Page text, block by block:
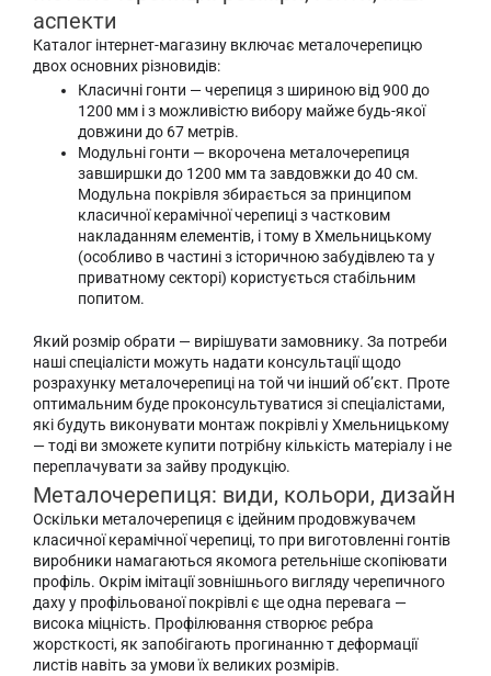
аспекти
Каталог інтернет-магазину включає металочерепицю
двох основних різновидів:
Класичні гонти — черепиця з шириною від 900 до
1200 мм і з можливістю вибору майже будь-якої
довжини до 67 метрів.
Модульні гонти — вкорочена металочерепиця
завширшки до 1200 мм та завдовжки до 40 см.
Модульна покрівля збирається за принципом
класичної керамічної черепиці з частковим
накладанням елементів, і тому в Хмельницькому
(особливо в частині з історичною забудівлею та у
приватному секторі) користується стабільним
попитом.
Який розмір обрати — вирішувати замовнику. За потреби
наші спеціалісти можуть надати консультації щодо
розрахунку металочерепиці на той чи інший об’єкт. Проте
оптимальним буде проконсультуватися зі спеціалістами,
які будуть виконувати монтаж покрівлі у Хмельницькому
— тоді ви зможете купити потрібну кількість матеріалу і не
переплачувати за зайву продукцію.
Металочерепиця: види, кольори, дизайн
Оскільки металочерепиця є ідейним продовжувачем
класичної керамічної черепиці, то при виготовленні гонтів
виробники намагаються якомога ретельніше скопіювати
профіль. Окрім імітації зовнішнього вигляду черепичного
даху у профільованої покрівлі є ще одна перевага —
висока міцність. Профілювання створює ребра
жорсткості, як запобігають прогинанню т деформації
листів навіть за умови їх великих розмірів.